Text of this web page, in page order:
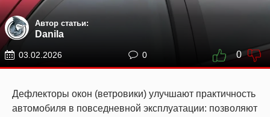
Автор статьи:
Danila
03.02.2026 0 0
Дефлекторы окон (ветровики) улучшают практичность
автомобиля в повседневной эксплуатации: позволяют